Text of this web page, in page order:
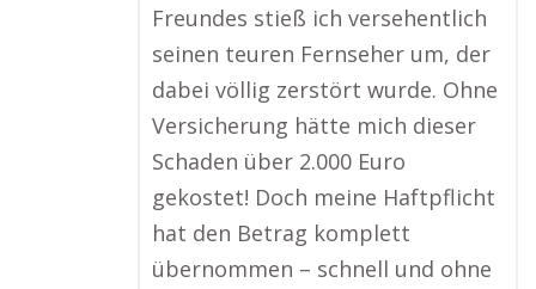
Freundes stieß ich versehentlich
seinen teuren Fernseher um, der
dabei völlig zerstört wurde. Ohne
Versicherung hätte mich dieser
Schaden über 2.000 Euro
gekostet! Doch meine Haftpflicht
hat den Betrag komplett
übernommen – schnell und ohne